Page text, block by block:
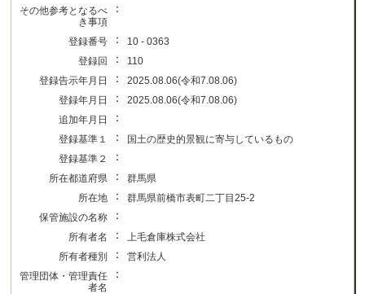
その他参考となるべ
き事項
：
登録番号 ：
10 - 0363
登録回
：
110
登録告示年月日
：
2025.08.06(令和7.08.06)
登録年月日
：
2025.08.06(令和7.08.06)
追加年月日
：
登録基準１ ：
国土の歴史的景観に寄与しているもの
登録基準２
：
所在都道府県 ：
群馬県
所在地
：
群馬県前橋市表町二丁目25-2
保管施設の名称
：
所有者名 ：
上毛倉庫株式会社
所有者種別
：
営利法人
管理団体・管理責任
者名
：